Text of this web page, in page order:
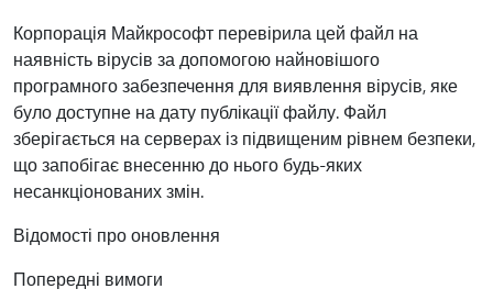
Корпорація Майкрософт перевірила цей файл на
наявність вірусів за допомогою найновішого
програмного забезпечення для виявлення вірусів, яке
було доступне на дату публікації файлу. Файл
зберігається на серверах із підвищеним рівнем безпеки,
що запобігає внесенню до нього будь-яких
несанкціонованих змін.
Відомості про оновлення
Попередні вимоги